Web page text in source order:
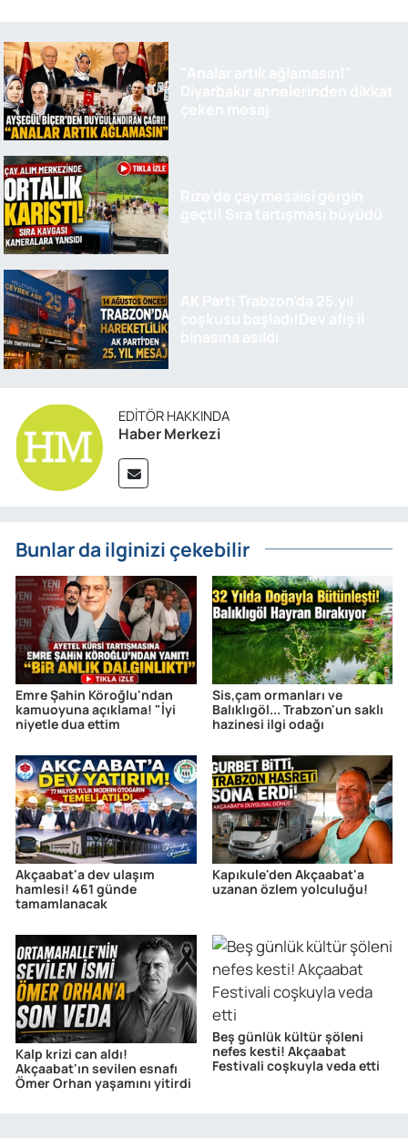
EDITÖR HAKKINDA
Haber Merkezi
Bunlar da ilginizi çekebilir
Emre Şahin Köroğlu'ndan
kamuoyuna açıklama! "İyi
niyetle dua ettim
Sis,çam ormanları ve
Balıklıgöl... Trabzon'un saklı
hazinesi ilgi odağı
Akçaabat'a dev ulaşım
hamlesi! 461 günde
tamamlanacak
Kapıkule'den Akçaabat'a
uzanan özlem yolculuğu!
Kalp krizi can aldı!
Akçaabat'ın sevilen esnafı
Ömer Orhan yaşamını yitirdi
Beş günlük kültür şöleni
nefes kesti! Akçaabat
Festivali coşkuyla veda etti